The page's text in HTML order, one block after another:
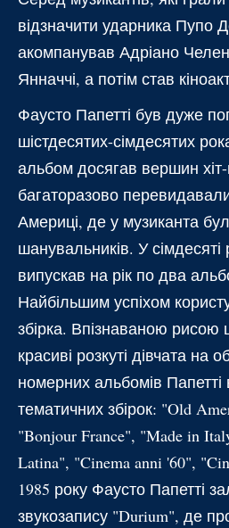
відзначити ударника Пупо
акомпанував Адріано
Янначчі, а потім став
Фаусто Папетті був дуже
шістдесятих-сімдесятих
альбом досягав вершин
багаторазово
Америці, де у музиканта
шанувальників. У сімдесяті
випускав на рік по два
Найбільшим успіхом
збірка. Впізнаваною рисою
красиві розкуті дівчата на
номерних альбомів Папетті
тематичних збірок: "Old
"Bonjour France", "Made in
Latina", "Cinema anni '60",
1985 року Фаусто Папетті
звукозапису "Durium", де